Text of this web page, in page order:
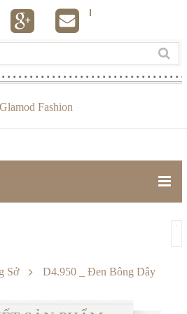
Sở D4.950 _ Đen Bông Dây